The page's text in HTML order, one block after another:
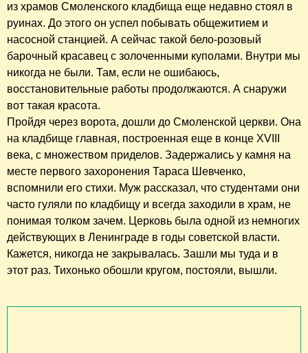
из храмов Смоленского кладбища еще недавно стоял в
руинах. До этого он успел побывать общежитием и
насосной станцией. А сейчас такой бело-розовый
барочный красавец с золоченными куполами. Внутри мы
никогда не были. Там, если не ошибаюсь,
восстановительные работы продолжаются. А снаружи
вот такая красота.
Пройдя через ворота, дошли до Смоленской церкви. Она
на кладбище главная, построенная еще в конце XVIII
века, с множеством приделов. Задержались у камня на
месте первого захоронения Тараса Шевченко,
вспомнили его стихи. Муж рассказал, что студентами они
часто гуляли по кладбищу и всегда заходили в храм, не
понимая толком зачем. Церковь была одной из немногих
действующих в Ленинграде в годы советской власти.
Кажется, никогда не закрывалась. Зашли мы туда и в
этот раз. Тихонько обошли кругом, постояли, вышли.